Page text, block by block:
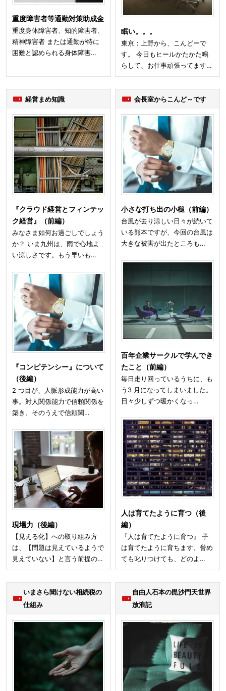
重度障害者等通勤対策助成金
重度身体障害者、知的障害者、
精神障害者 または通勤が特に
困難と認められる身体障害…
眠い。。。
東京：上野から、こんどーで
す。 今日もヒールかたかた鳴
らして、お仕事頑張ってます…
経営まめ知識
『クラウド経営とフィンテッ
ク経営』（前編）
みなさま如何お過ごしでしょう
か？ いま九州は、雨で心地よ
い涼しさです。もう早いも…
『コンピテンシー』について
（後編）
2 つ目が、人脈形成能力が高い
事。対人関係能力で信頼関係を
築き、そのうえで信頼関…
現場力（後編）
【見える化】への取り組み方
は、【問題は見えているようで
見えていない】と言う前提の…
会長室からこんど～です
小さな打ち出の小槌（前編）
台風が去り涼しい日々が続いて
いる熊本ですが、今回の台風は
大きな被害が出たところも…
百年企業サークルで学んでき
たこと（前編）
毎日走り回っているうちに、も
う3 月になってしまいました。
日々少しずつ暖かくなっ…
人は育てたように育つ（後
編）
『人は育てたように育つ』 子
は育てたように育ちます。誉め
ても叱りつけても、どのよ…
いまさら聞けない相続税の
仕組み
自由人石本の毘沙門天世界
放浪記